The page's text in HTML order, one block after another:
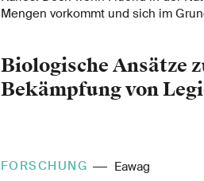
Mengen vorkommt und sich im
detaillierte Karte der globalen
Grundwasser erstellt und
Weltregionen besonders betroffen
Biologische Ansätze
Bekämpfung von
FORSCHUNG
Eawag